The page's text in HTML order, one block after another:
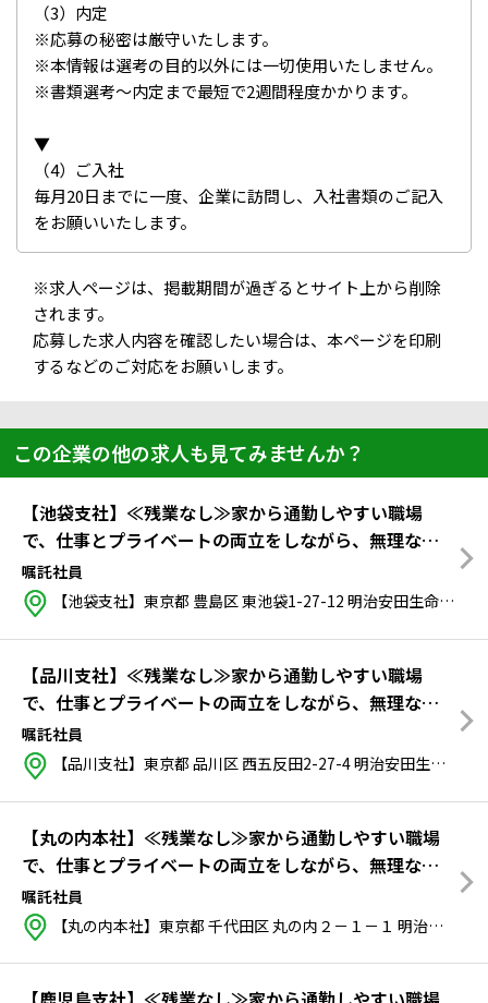
（3）内定
※応募の秘密は厳守いたします。
※本情報は選考の目的以外には一切使用いたしません。
※書類選考～内定まで最短で2週間程度かかります。
▼
（4）ご入社
毎月20日までに一度、企業に訪問し、入社書類のご記入
をお願いいたします。
※求人ページは、掲載期間が過ぎるとサイト上から削除
されます。
応募した求人内容を確認したい場合は、本ページを印刷
するなどのご対応をお願いします。
この企業の他の求人も見てみませんか？
【池袋支社】≪残業なし≫家から通勤しやすい職場
で、仕事とプライベートの両立をしながら、無理なく
働き続けたい方
嘱託社員
【池袋支社】東京都 豊島区 東池袋1-27-12 明治安田生命池袋ビル
【品川支社】≪残業なし≫家から通勤しやすい職場
で、仕事とプライベートの両立をしながら、無理なく
働き続けたい方
嘱託社員
【品川支社】東京都 品川区 西五反田2-27-4 明治安田生命五反田ビル
【丸の内本社】≪残業なし≫家から通勤しやすい職場
で、仕事とプライベートの両立をしながら、無理なく
働き続けたい方
嘱託社員
【丸の内本社】東京都 千代田区 丸の内２－１－１ 明治安田生命ビル